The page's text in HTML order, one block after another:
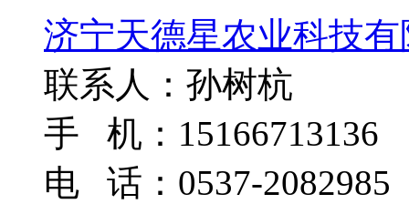
济宁天德星农业科技
联系人：孙树杭
手 机：15166713136
电 话：0537-2082985